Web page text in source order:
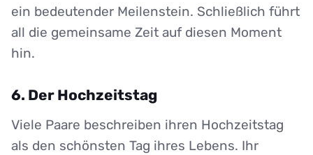
ein bedeutender Meilenstein. Schließlich führt
all die gemeinsame Zeit auf diesen Moment
hin.
6. Der Hochzeitstag
Viele Paare beschreiben ihren Hochzeitstag
als den schönsten Tag ihres Lebens. Ihr